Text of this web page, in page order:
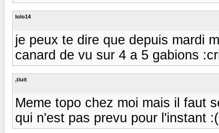
lolo14
je peux te dire que depuis mardi
canard de vu sur 4 a 5 gabions
,tiuit
Meme topo chez moi mais il faut
qui n'est pas prevu pour l'instant :(